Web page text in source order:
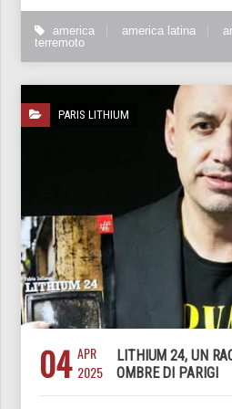
america america latina
terremoto
PARIS LITHIUM
04 APR
2025
LITHIUM 24, UN
OMBRE DI PARIGI